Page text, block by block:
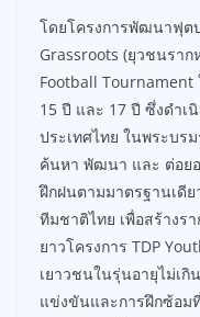
โดยโครงการพัฒนาฟุต
Grassroots (ยุวชนรา
Football Tournament
15 ปี และ 17 ปี ซึ่งดำ
ประเทศไทย ในพระบร
ค้นหา พัฒนา และ ต่อย
ฝึกฝนตามมาตรฐานเดี
ทีมชาติไทย เพื่อสร้างร
ยาวโครงการ TDP
เยาวชนในรุ่นอายุไม่เ
แข่งขันและการฝึกซ้อม